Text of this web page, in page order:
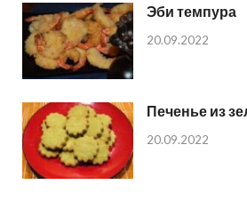
Эби темпура
20.09.2022
Печенье из
20.09.2022